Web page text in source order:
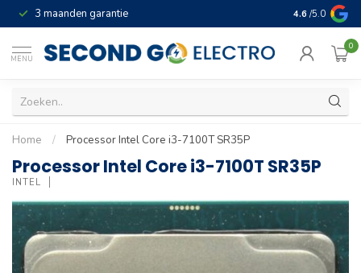
3 maanden garantie Geld terug
4.6 /5.0
MENU
0
Home / Processor Intel Core i3-7100T SR35P
Processor Intel Core i3-7100T SR35P
INTEL